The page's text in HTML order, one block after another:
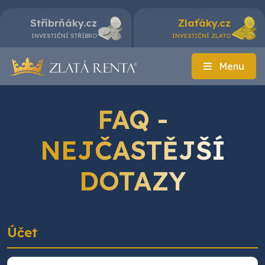
Stříbrňáky.cz
INVESTIČNÍ STŘÍBRO
Zlaťáky.cz
INVESTIČNÍ ZLATO
Menu
FAQ -
NEJČASTĚJŠÍ
DOTAZY
Účet